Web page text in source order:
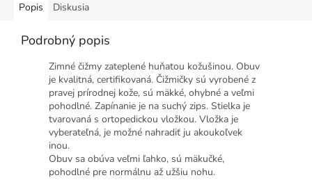
Popis Diskusia
Podrobný popis
Zimné čižmy zateplené huňatou kožušinou. Obuv
je kvalitná, certifikovaná. Čižmičky sú vyrobené z
pravej prírodnej kože, sú mäkké, ohybné a veľmi
pohodlné. Zapínanie je na suchý zips. Stielka je
tvarovaná s ortopedickou vložkou. Vložka je
vyberateľná, je možné nahradiť ju akoukoľvek
inou.
Obuv sa obúva veľmi ľahko, sú mäkučké,
pohodlné pre normálnu až užšiu nohu.